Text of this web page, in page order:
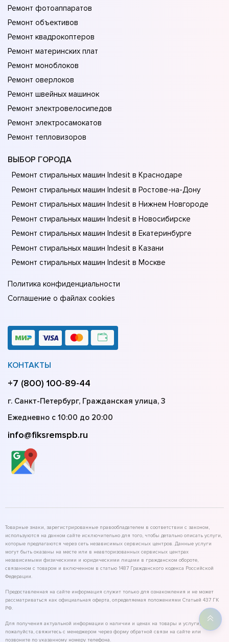
Ремонт фотоаппаратов
Ремонт объективов
Ремонт квадрокоптеров
Ремонт материнских плат
Ремонт моноблоков
Ремонт оверлоков
Ремонт швейных машинок
Ремонт электровелосипедов
Ремонт электросамокатов
Ремонт тепловизоров
ВЫБОР ГОРОДА
Ремонт стиральных машин Indesit в Краснодаре
Ремонт стиральных машин Indesit в Ростове-на-Донy
Ремонт стиральных машин Indesit в Нижнем Новгороде
Ремонт стиральных машин Indesit в Новосибирске
Ремонт стиральных машин Indesit в Екатеринбурге
Ремонт стиральных машин Indesit в Казани
Ремонт стиральных машин Indesit в Москве
Политика конфиденциальности
Соглашение о файлах cookies
КОНТАКТЫ
+7 (800) 100-89-44
г. Санкт-Петербург, Гражданская улица, 3
Ежедневно с 10:00 до 20:00
info@fiksremspb.ru
Товарные знаки, зарегистрированные правообладателем в соответствии с законом,
используются на данном сайте исключительно для того, чтобы детально описать услуги,
которые предлагаются через сеть независимых сервисных центров. Данные услуги
могут быть оказаны на месте или в неавторизованных сервисных центрах
независимыми физическими и юридическими лицами в гражданском обороте,
связанном с товаром и включенном в статью 1487 Гражданского кодекса Российской
Федерации.
Предоставленная на сайте информация служит только для ознакомления и не может
рассматриваться как официальная оферта, определяемая положениями Статьей 437 ГК
РФ.
Для получения актуальной информации о наличии и ценах на товары и услуги,
пожалуйста, свяжитесь с менеджером через форму обратной связи на сайте или
позвоните по указанному номеру телефона.